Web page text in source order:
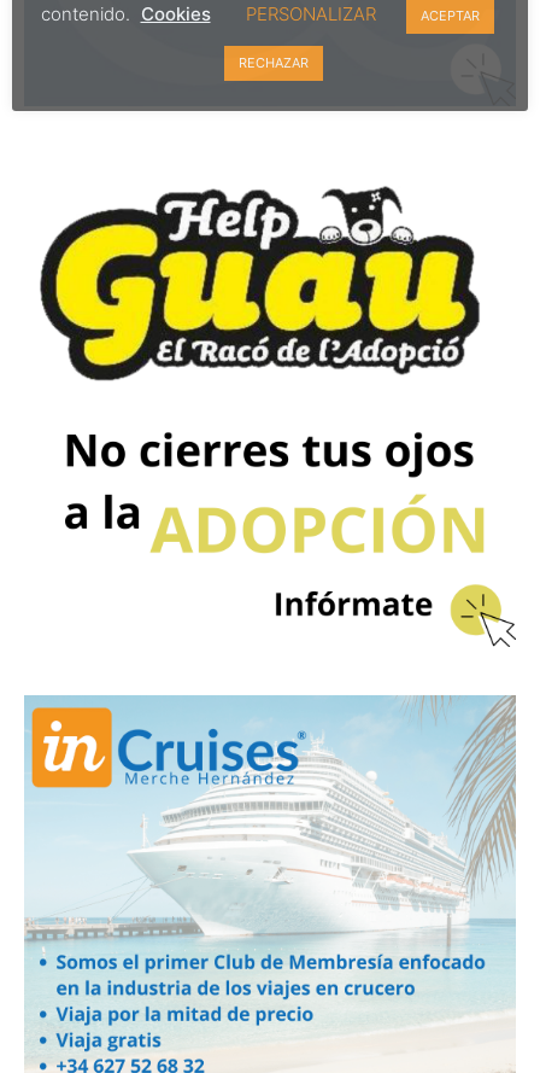
contenido. Cookies PERSONALIZAR ACEPTAR
RECHAZAR